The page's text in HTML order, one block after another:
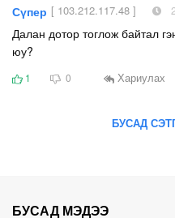
Сүпер [ 103.212.117.48 ]
Далан дотор тоглож байтал
юу?
1 0 Хариулах
БУСАД
БУСАД МЭДЭЭ